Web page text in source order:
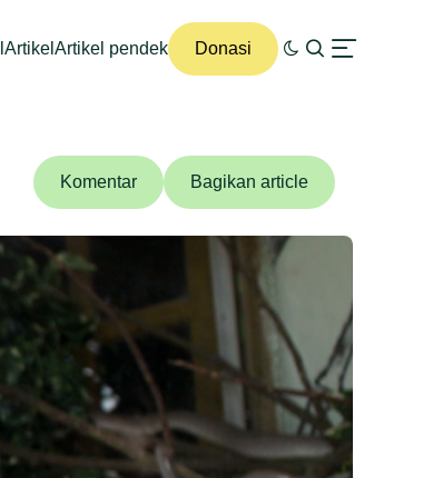
Artikel Artikel pendek Donasi
Komentar Bagikan article